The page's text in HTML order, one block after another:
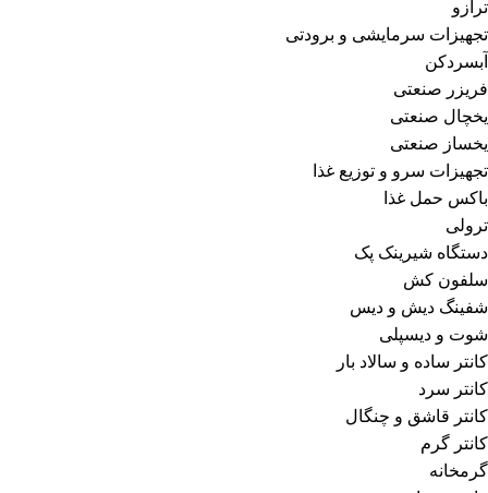
ترازو
تجهیزات سرمایشی و برودتی
آبسردکن
فریزر صنعتی
یخچال صنعتی
یخساز صنعتی
تجهیزات سرو و توزیع غذا
باکس حمل غذا
ترولی
دستگاه شیرینک پک
سلفون کش
شفینگ دیش و دیس
شوت و دیسپلی
کانتر ساده و سالاد بار
کانتر سرد
کانتر قاشق و چنگال
کانتر گرم
گرمخانه